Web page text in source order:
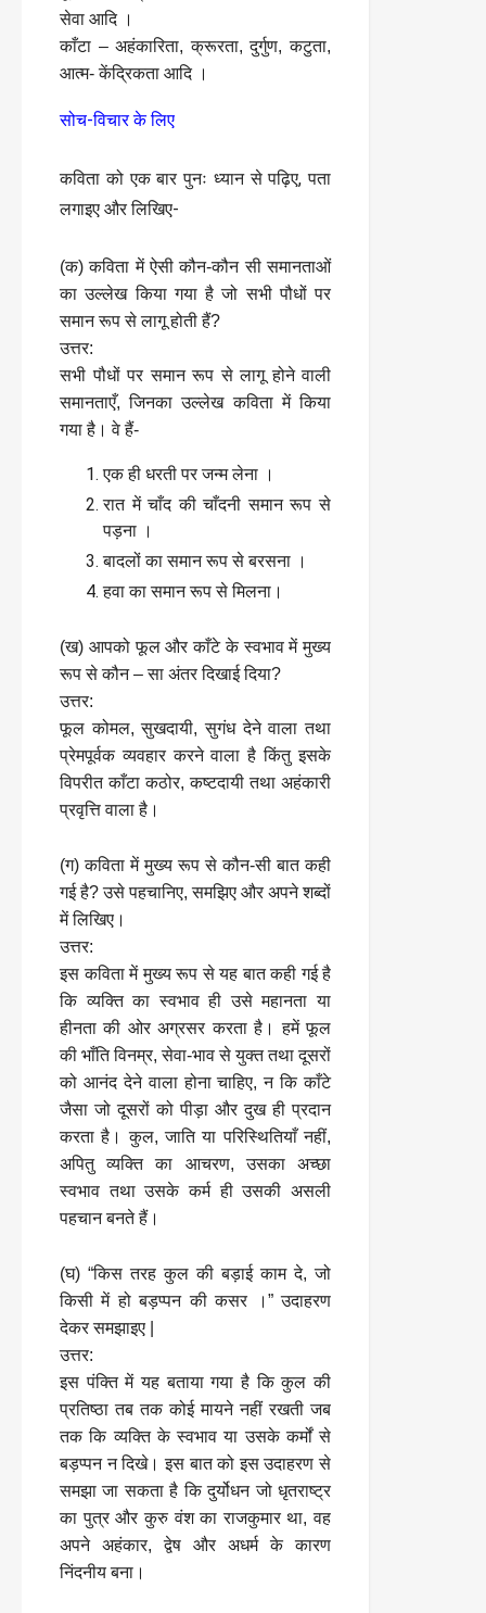
सेवा आदि ।
काँटा – अहंकारिता, क्रूरता, दुर्गुण, कटुता,
आत्म- केंद्रिकता आदि ।
सोच-विचार के लिए
कविता को एक बार पुनः ध्यान से पढ़िए, पता
लगाइए और लिखिए-
(क) कविता में ऐसी कौन-कौन सी समानताओं
का उल्लेख किया गया है जो सभी पौधों पर
समान रूप से लागू होती हैं?
उत्तर:
सभी पौधों पर समान रूप से लागू होने वाली
समानताएँ, जिनका उल्लेख कविता में किया
गया है। वे हैं-
एक ही धरती पर जन्म लेना ।
रात में चाँद की चाँदनी समान रूप से
पड़ना ।
बादलों का समान रूप से बरसना ।
हवा का समान रूप से मिलना।
(ख) आपको फूल और काँटे के स्वभाव में मुख्य
रूप से कौन – सा अंतर दिखाई दिया?
उत्तर:
फूल कोमल, सुखदायी, सुगंध देने वाला तथा
प्रेमपूर्वक व्यवहार करने वाला है किंतु इसके
विपरीत काँटा कठोर, कष्टदायी तथा अहंकारी
प्रवृत्ति वाला है।
(ग) कविता में मुख्य रूप से कौन-सी बात कही
गई है? उसे पहचानिए, समझिए और अपने शब्दों
में लिखिए।
उत्तर:
इस कविता में मुख्य रूप से यह बात कही गई है
कि व्यक्ति का स्वभाव ही उसे महानता या
हीनता की ओर अग्रसर करता है। हमें फूल
की भाँति विनम्र, सेवा-भाव से युक्त तथा दूसरों
को आनंद देने वाला होना चाहिए, न कि काँटे
जैसा जो दूसरों को पीड़ा और दुख ही प्रदान
करता है। कुल, जाति या परिस्थितियाँ नहीं,
अपितु व्यक्ति का आचरण, उसका अच्छा
स्वभाव तथा उसके कर्म ही उसकी असली
पहचान बनते हैं।
(घ) “किस तरह कुल की बड़ाई काम दे, जो
किसी में हो बड़प्पन की कसर ।” उदाहरण
देकर समझाइए |
उत्तर:
इस पंक्ति में यह बताया गया है कि कुल की
प्रतिष्ठा तब तक कोई मायने नहीं रखती जब
तक कि व्यक्ति के स्वभाव या उसके कर्मों से
बड़प्पन न दिखे। इस बात को इस उदाहरण से
समझा जा सकता है कि दुर्योधन जो धृतराष्ट्र
का पुत्र और कुरु वंश का राजकुमार था, वह
अपने अहंकार, द्वेष और अधर्म के कारण
निंदनीय बना।